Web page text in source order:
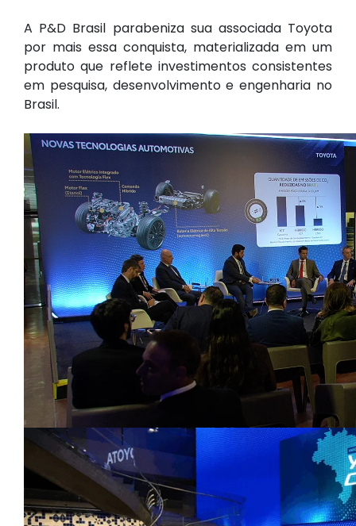
A P&D Brasil parabeniza sua associada Toyota
por mais essa conquista, materializada em um
produto que reflete investimentos consistentes
em pesquisa, desenvolvimento e engenharia no
Brasil.